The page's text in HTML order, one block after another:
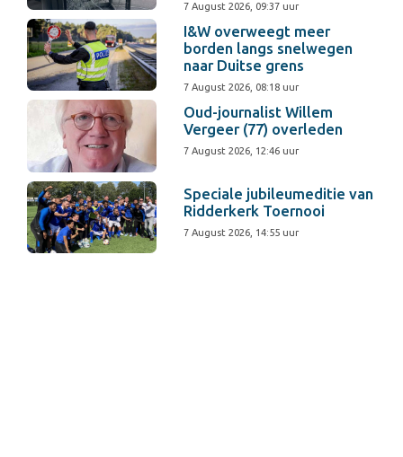
7 August 2026, 09:37 uur
I&W overweegt meer
borden langs snelwegen
naar Duitse grens
7 August 2026, 08:18 uur
Oud-journalist Willem
Vergeer (77) overleden
7 August 2026, 12:46 uur
Speciale jubileumeditie van
Ridderkerk Toernooi
7 August 2026, 14:55 uur